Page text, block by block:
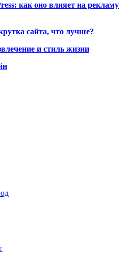
как оно влияет на рекламу
сайта, что лучше?
и стиль жизни